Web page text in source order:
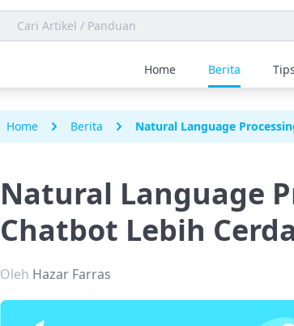
Home Berita Tips
Home Berita Natural Language
Natural Language
Chatbot Lebih
Oleh Hazar Farras